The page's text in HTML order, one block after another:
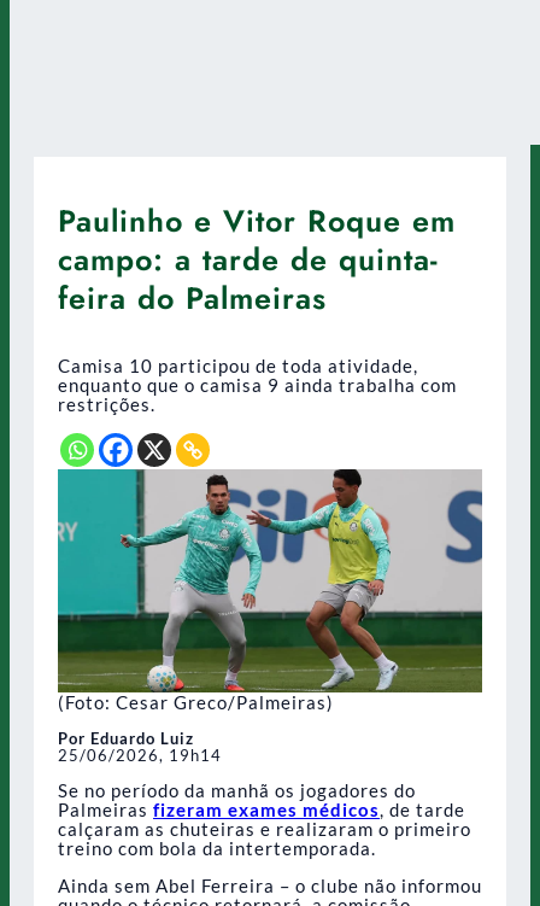
Paulinho e Vitor Roque em
campo: a tarde de quinta-
feira do Palmeiras
Camisa 10 participou de toda atividade,
enquanto que o camisa 9 ainda trabalha com
restrições.
(Foto: Cesar Greco/Palmeiras)
Por Eduardo Luiz
25/06/2026, 19h14
Se no período da manhã os jogadores do
Palmeiras fizeram exames médicos, de tarde
calçaram as chuteiras e realizaram o primeiro
treino com bola da intertemporada.
Ainda sem Abel Ferreira – o clube não informou